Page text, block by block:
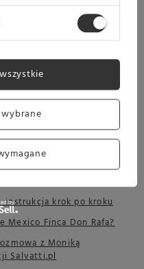
do kawy 2025
przepisów
do ekspresów 2025
EUROPE expo
must have 2025 – kawy
Philips Baristina to
instrukcja krok po kroku
Mexico Finca Don Rafa?
z Moniką
Salvatti.pl